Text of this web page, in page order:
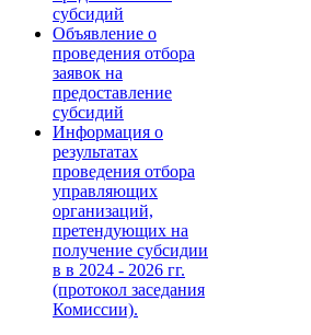
субсидий
Объявление о
проведения отбора
заявок на
предоставление
субсидий
Информация о
результатах
проведения отбора
управляющих
организаций,
претендующих на
получение субсидии
в в 2024 - 2026 гг.
(протокол заседания
Комиссии).